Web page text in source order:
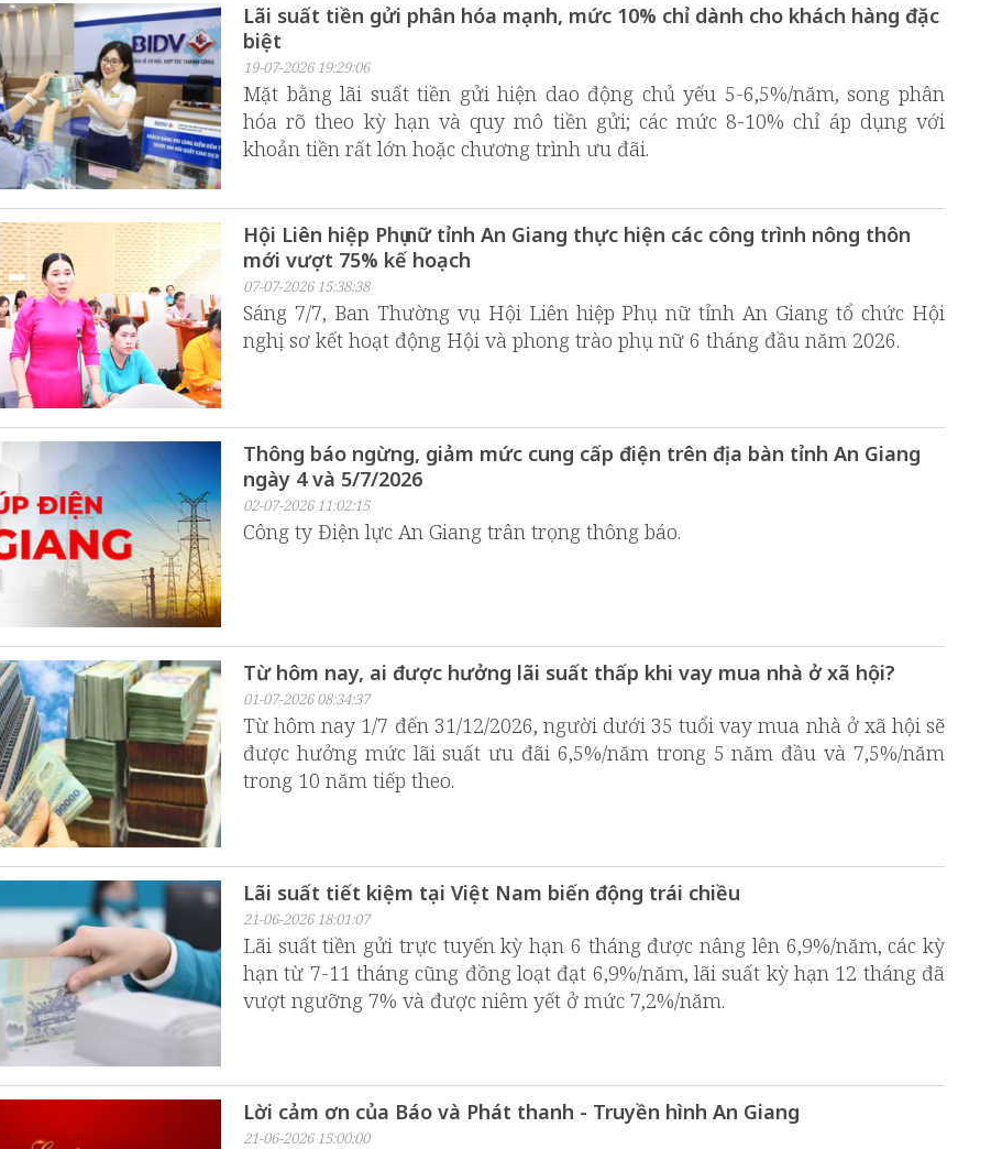
Lãi suất tiền gửi phân hóa mạnh, mức 10% chỉ dành cho khách hàng đặc
biệt
19-07-2026 19:29:06
Mặt bằng lãi suất tiền gửi hiện dao động chủ yếu 5-6,5%/năm, song phân
hóa rõ theo kỳ hạn và quy mô tiền gửi; các mức 8-10% chỉ áp dụng với
khoản tiền rất lớn hoặc chương trình ưu đãi.
Hội Liên hiệp Phụ nữ tỉnh An Giang thực hiện các công trình nông thôn
mới vượt 75% kế hoạch
07-07-2026 15:38:38
Sáng 7/7, Ban Thường vụ Hội Liên hiệp Phụ nữ tỉnh An Giang tổ chức Hội
nghị sơ kết hoạt động Hội và phong trào phụ nữ 6 tháng đầu năm 2026.
Thông báo ngừng, giảm mức cung cấp điện trên địa bàn tỉnh An Giang
ngày 4 và 5/7/2026
02-07-2026 11:02:15
Công ty Điện lực An Giang trân trọng thông báo.
Từ hôm nay, ai được hưởng lãi suất thấp khi vay mua nhà ở xã hội?
01-07-2026 08:34:37
Từ hôm nay 1/7 đến 31/12/2026, người dưới 35 tuổi vay mua nhà ở xã hội sẽ
được hưởng mức lãi suất ưu đãi 6,5%/năm trong 5 năm đầu và 7,5%/năm
trong 10 năm tiếp theo.
Lãi suất tiết kiệm tại Việt Nam biến động trái chiều
21-06-2026 18:01:07
Lãi suất tiền gửi trực tuyến kỳ hạn 6 tháng được nâng lên 6,9%/năm, các kỳ
hạn từ 7-11 tháng cũng đồng loạt đạt 6,9%/năm, lãi suất kỳ hạn 12 tháng đã
vượt ngưỡng 7% và được niêm yết ở mức 7,2%/năm.
Lời cảm ơn của Báo và Phát thanh - Truyền hình An Giang
21-06-2026 15:00:00